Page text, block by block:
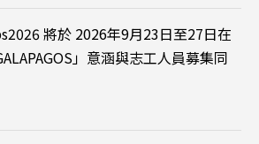
將於 2026年9月23日至27日在
」意涵與志工人員募集同